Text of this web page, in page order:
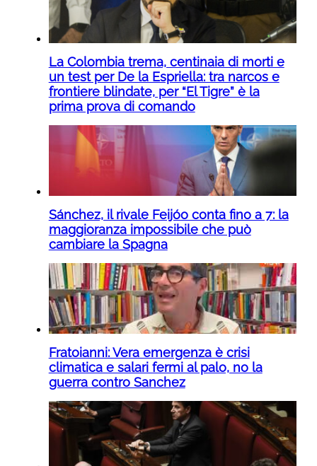
La Colombia trema, centinaia di morti e
un test per De la Espriella: tra narcos e
frontiere blindate, per “El Tigre” è la
prima prova di comando
Sánchez, il rivale Feijóo conta fino a 7: la
maggioranza impossibile che può
cambiare la Spagna
Fratoianni: Vera emergenza è crisi
climatica e salari fermi al palo, no la
guerra contro Sanchez